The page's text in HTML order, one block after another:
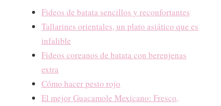
Fideos de batata sencillos y reconfortantes
Tallarines orientales, un plato asiático que es
infalible
Fideos coreanos de batata con berenjenas
extra
Cómo hacer pesto rojo
El mejor Guacamole Mexicano: Fresco,